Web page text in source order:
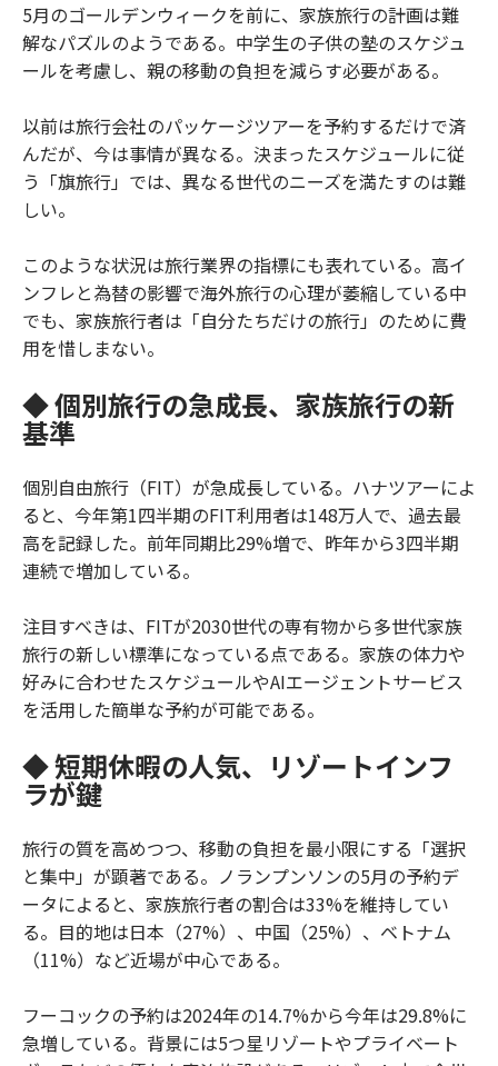
5月のゴールデンウィークを前に、家族旅行の計画は難
解なパズルのようである。中学生の子供の塾のスケジュ
ールを考慮し、親の移動の負担を減らす必要がある。
以前は旅行会社のパッケージツアーを予約するだけで済
んだが、今は事情が異なる。決まったスケジュールに従
う「旗旅行」では、異なる世代のニーズを満たすのは難
しい。
このような状況は旅行業界の指標にも表れている。高イ
ンフレと為替の影響で海外旅行の心理が萎縮している中
でも、家族旅行者は「自分たちだけの旅行」のために費
用を惜しまない。
◆ 個別旅行の急成長、家族旅行の新
基準
個別自由旅行（FIT）が急成長している。ハナツアーによ
ると、今年第1四半期のFIT利用者は148万人で、過去最
高を記録した。前年同期比29%増で、昨年から3四半期
連続で増加している。
注目すべきは、FITが2030世代の専有物から多世代家族
旅行の新しい標準になっている点である。家族の体力や
好みに合わせたスケジュールやAIエージェントサービス
を活用した簡単な予約が可能である。
◆ 短期休暇の人気、リゾートインフ
ラが鍵
旅行の質を高めつつ、移動の負担を最小限にする「選択
と集中」が顕著である。ノランプンソンの5月の予約デ
ータによると、家族旅行者の割合は33%を維持してい
る。目的地は日本（27%）、中国（25%）、ベトナム
（11%）など近場が中心である。
フーコックの予約は2024年の14.7%から今年は29.8%に
急増している。背景には5つ星リゾートやプライベート